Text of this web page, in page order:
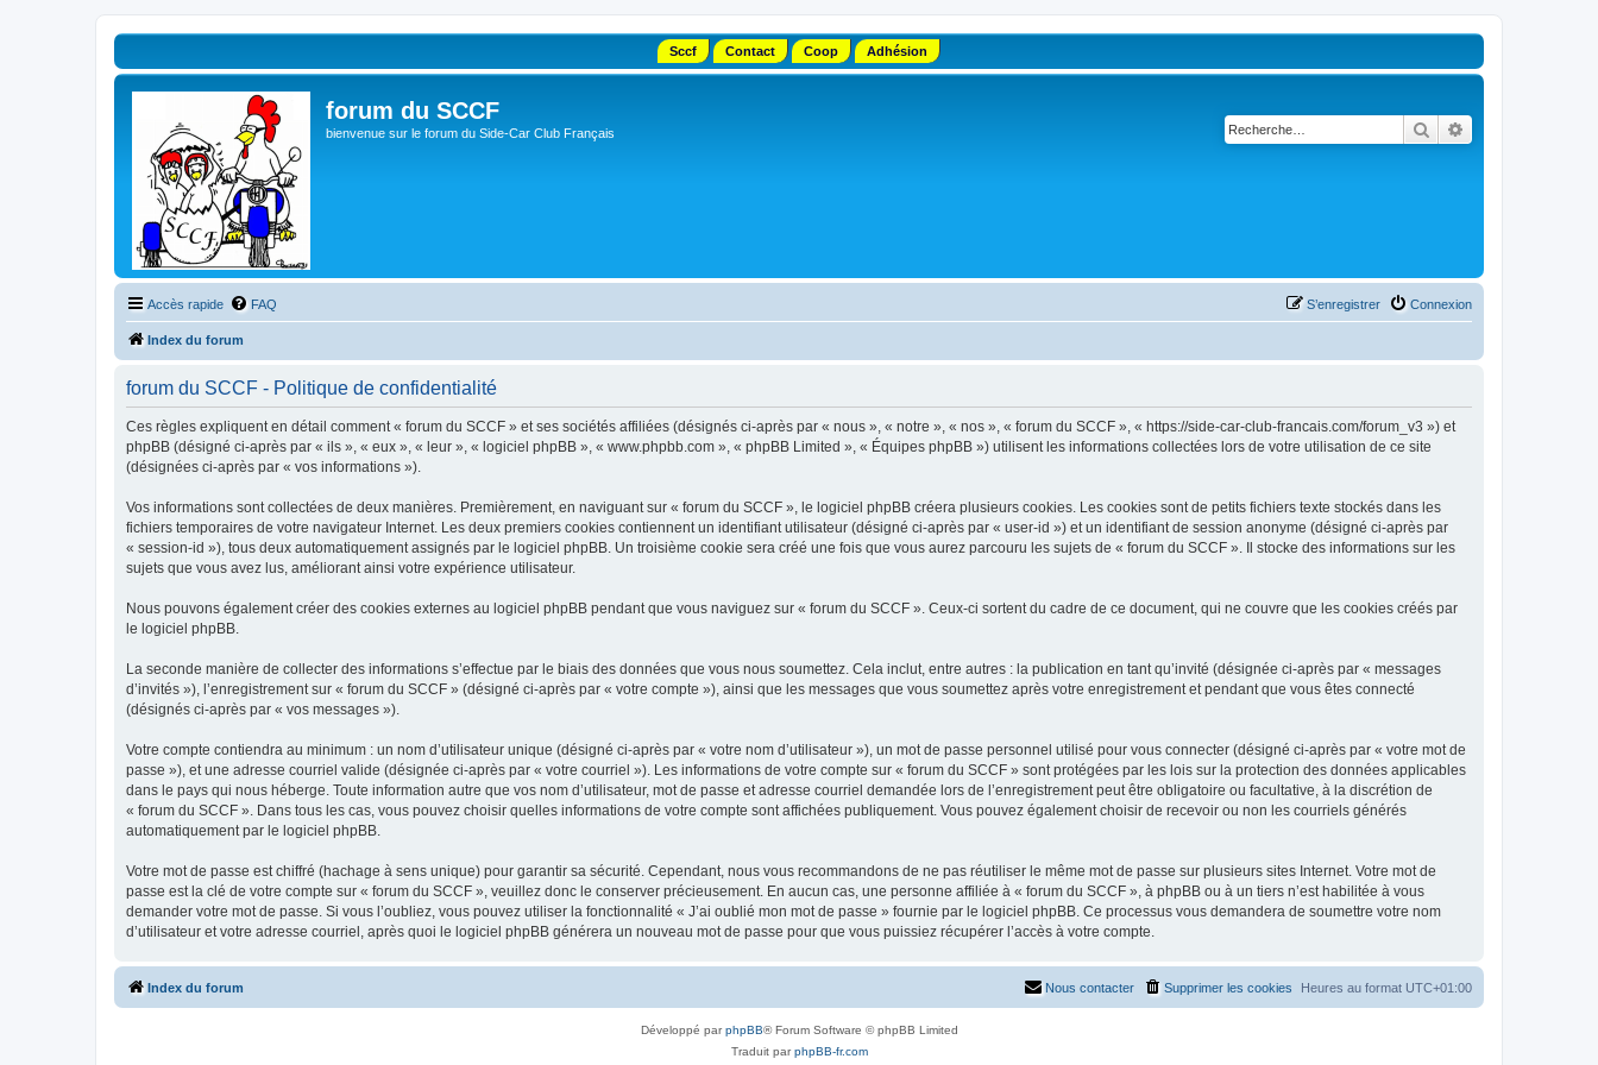
Sccf Contact Coop Adhésion
forum du SCCF
bienvenue sur le forum du Side-Car Club Français Rechercher
Accès rapide FAQ Connexion
S’enregistrer
Index du forum
forum du SCCF - Politique de confidentialité
Ces règles expliquent en détail comment « forum du SCCF » et ses sociétés affiliées (désignés ci-après par « nous », « notre », « nos », « forum du SCCF », « https://side-car-club-francais.com/forum_v3 ») et
phpBB (désigné ci-après par « ils », « eux », « leur », « logiciel phpBB », « www.phpbb.com », « phpBB Limited », « Équipes phpBB ») utilisent les informations collectées lors de votre utilisation de ce site
(désignées ci-après par « vos informations »).
Vos informations sont collectées de deux manières. Premièrement, en naviguant sur « forum du SCCF », le logiciel phpBB créera plusieurs cookies. Les cookies sont de petits fichiers texte stockés dans les
fichiers temporaires de votre navigateur Internet. Les deux premiers cookies contiennent un identifiant utilisateur (désigné ci-après par « user-id ») et un identifiant de session anonyme (désigné ci-après par
« session-id »), tous deux automatiquement assignés par le logiciel phpBB. Un troisième cookie sera créé une fois que vous aurez parcouru les sujets de « forum du SCCF ». Il stocke des informations sur les
sujets que vous avez lus, améliorant ainsi votre expérience utilisateur.
Nous pouvons également créer des cookies externes au logiciel phpBB pendant que vous naviguez sur « forum du SCCF ». Ceux-ci sortent du cadre de ce document, qui ne couvre que les cookies créés par
le logiciel phpBB.
La seconde manière de collecter des informations s’effectue par le biais des données que vous nous soumettez. Cela inclut, entre autres : la publication en tant qu’invité (désignée ci-après par « messages
d’invités »), l’enregistrement sur « forum du SCCF » (désigné ci-après par « votre compte »), ainsi que les messages que vous soumettez après votre enregistrement et pendant que vous êtes connecté
(désignés ci-après par « vos messages »).
Votre compte contiendra au minimum : un nom d’utilisateur unique (désigné ci-après par « votre nom d’utilisateur »), un mot de passe personnel utilisé pour vous connecter (désigné ci-après par « votre mot de
passe »), et une adresse courriel valide (désignée ci-après par « votre courriel »). Les informations de votre compte sur « forum du SCCF » sont protégées par les lois sur la protection des données applicables
dans le pays qui nous héberge. Toute information autre que vos nom d’utilisateur, mot de passe et adresse courriel demandée lors de l’enregistrement peut être obligatoire ou facultative, à la discrétion de
« forum du SCCF ». Dans tous les cas, vous pouvez choisir quelles informations de votre compte sont affichées publiquement. Vous pouvez également choisir de recevoir ou non les courriels générés
automatiquement par le logiciel phpBB.
Votre mot de passe est chiffré (hachage à sens unique) pour garantir sa sécurité. Cependant, nous vous recommandons de ne pas réutiliser le même mot de passe sur plusieurs sites Internet. Votre mot de
passe est la clé de votre compte sur « forum du SCCF », veuillez donc le conserver précieusement. En aucun cas, une personne affiliée à « forum du SCCF », à phpBB ou à un tiers n’est habilitée à vous
demander votre mot de passe. Si vous l’oubliez, vous pouvez utiliser la fonctionnalité « J’ai oublié mon mot de passe » fournie par le logiciel phpBB. Ce processus vous demandera de soumettre votre nom
d’utilisateur et votre adresse courriel, après quoi le logiciel phpBB générera un nouveau mot de passe pour que vous puissiez récupérer l’accès à votre compte.
Index du forum Heures au format UTC+01:00
Supprimer les cookies
Nous contacter
Développé parphpBB® Forum Software © phpBB Limited
Traduit parphpBB-fr.com